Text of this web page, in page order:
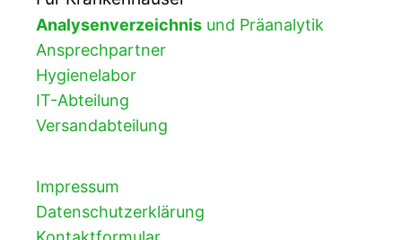
Analysenverzeichnis und Präanalytik
Ansprechpartner
Hygienelabor
IT-Abteilung
Versandabteilung
Impressum
Datenschutzerklärung